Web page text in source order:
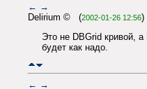
← →
Delirium © (2002-01-26 12:56)
Это не DBGrid кривой,
будет как надо.
← →